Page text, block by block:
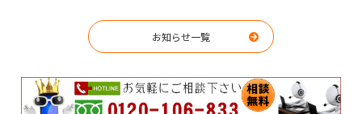
お知らせ一覧